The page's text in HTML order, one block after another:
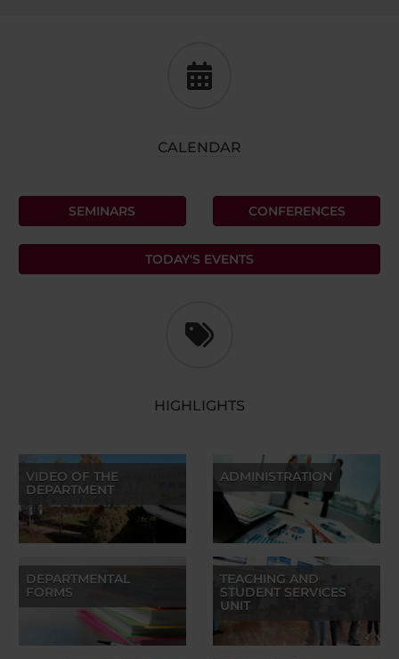
CALENDAR
SEMINARS CONFERENCES
TODAY'S EVENTS
HIGHLIGHTS
VIDEO OF THE
DEPARTMENT
ADMINISTRATION
DEPARTMENTAL
FORMS
TEACHING AND
STUDENT SERVICES
UNIT